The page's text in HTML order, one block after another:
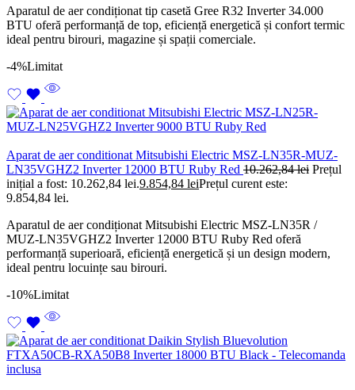
Aparatul de aer condiționat tip casetă Gree R32 Inverter 34.000
BTU oferă performanță de top, eficiență energetică și confort termic
ideal pentru birouri, magazine și spații comerciale.
-4%Limitat
Aparat de aer conditionat Mitsubishi Electric MSZ-LN35R-MUZ-
LN35VGHZ2 Inverter 12000 BTU Ruby Red 10.262,84lei Prețul
inițial a fost: 10.262,84 lei.9.854,84 leiPrețul curent este:
9.854,84 lei.
Aparatul de aer condiționat Mitsubishi Electric MSZ-LN35R /
MUZ-LN35VGHZ2 Inverter 12000 BTU Ruby Red oferă
performanță superioară, eficiență energetică și un design modern,
ideal pentru locuințe sau birouri.
-10%Limitat